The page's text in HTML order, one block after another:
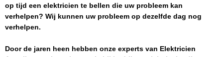
op tijd een elektricien te bellen die uw probleem kan
verhelpen? Wij kunnen uw probleem op dezelfde dag nog
verhelpen.
Door de jaren heen hebben onze experts van Elektricien